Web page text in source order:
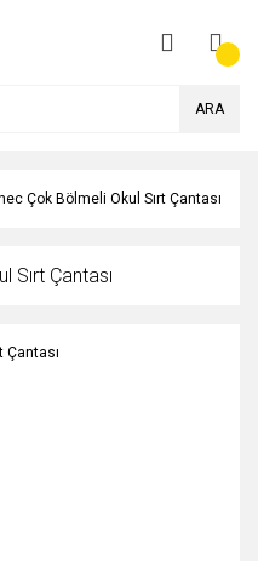
ARA
Çok Bölmeli Okul Sırt Çantası
Sırt Çantası